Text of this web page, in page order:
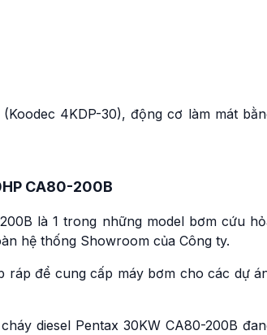
4KDP-30), động cơ làm mát
CA80-200B
là 1 trong những model bơm cứu
hệ thống Showroom của Công ty.
ráp để cung cấp máy bơm cho các dự
diesel Pentax 30KW CA80-200B